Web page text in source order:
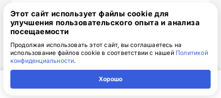
Мы готовим документы и
договор
2
Все гарантийные обязательства прописаны в
договоре, к нему прилагается счёт на оплату.
Этот сайт использует файлы cookie для
улучшения пользовательского опыта и анализа
посещаемости
Продолжая использовать этот сайт, вы соглашаетесь на
использование файлов cookie в соответствии с нашей Политикой
конфиденциальности.
Хорошо